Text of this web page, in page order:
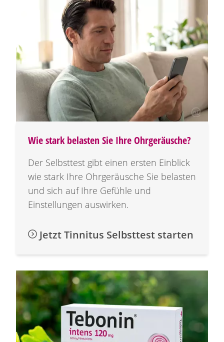
Wie stark belasten Sie Ihre Ohrgeräusche?
Der Selbsttest gibt einen ersten Einblick
wie stark Ihre Ohrgeräusche Sie belasten
und sich auf Ihre Gefühle und
Einstellungen auswirken.
Jetzt Tinnitus Selbsttest starten